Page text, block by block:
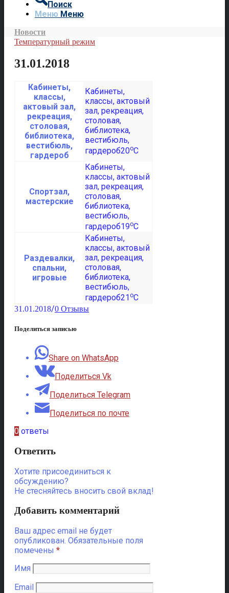
Поиск
Меню Меню
Новости
Температурный режим
31.01.2018
Кабинеты,
классы,
актовый зал,
рекреация,
столовая,
библиотека,
вестибюль,
гардероб
20oC
Спортзал,
мастерские
19oC
Раздевалки,
спальни,
игровые
21 oC
31.01.2018/0 Отзывы
Поделиться записью
Share on WhatsApp
Поделиться Vk
Поделиться Telegram
Поделиться по почте
0 ответы
Ответить
Хотите присоединиться к
обсуждению?
Не стесняйтесь вносить свой вклад!
Добавить комментарий
Ваш адрес email не будет
опубликован. Обязательные поля
помечены *
Имя
Email